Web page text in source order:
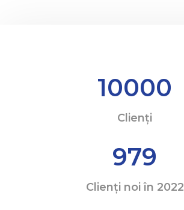
10000
Clienți
979
Clienți noi în 2022